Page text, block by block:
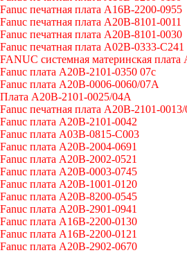
Fanuc печатная плата A16B-2200-0955
Fanuc печатная плата A20B-8101-0011
Fanuc печатная плата A20B-8101-0030
Fanuc печатная плата A02B-0333-C241
FANUC системная материнская плата
Fanuc плата A20B-2101-0350 07c
Fanuc плата A20B-0006-0060/07A
Плата A20B-2101-0025/04A
Fanuc печатная плата A20B-2101-
Fanuc плата A20B-2101-0042
Fanuc плата A03B-0815-C003
Fanuc плата A20B-2004-0691
Fanuc плата A20B-2002-0521
Fanuc плата A20B-0003-0745
Fanuc плата A20B-1001-0120
Fanuc плата A20B-8200-0545
Fanuc плата A20B-2901-0941
Fanuc плата A16B-2200-0130
Fanuc плата A16B-2200-0121
Fanuc плата A20B-2902-0670